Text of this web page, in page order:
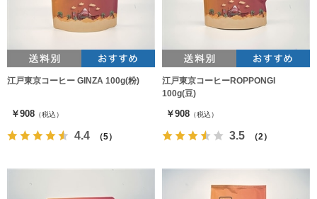
江戸東京コーヒー GINZA 100g(粉)
￥908 （税込）
4.4 （5）
江戸東京コーヒーROPPONGI
100g(豆)
￥908 （税込）
3.5 （2）